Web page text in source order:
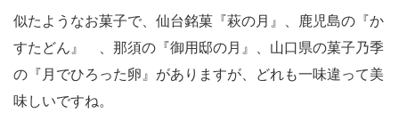
似たようなお菓子で、仙台銘菓『萩の月』、鹿児島の『か
すたどん』 、那須の『御用邸の月』、山口県の菓子乃季
の『月でひろった卵』がありますが、どれも一味違って美
味しいですね。